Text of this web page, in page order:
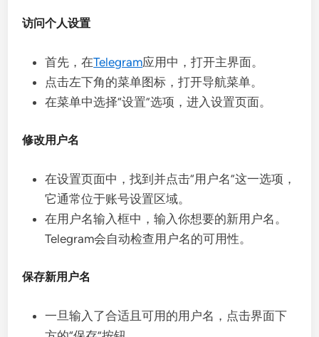
访问个人设置
首先，在Telegram应用中，打开主界面。
点击左下角的菜单图标，打开导航菜单。
在菜单中选择“设置”选项，进入设置页面。
修改用户名
在设置页面中，找到并点击“用户名”这一选项，
它通常位于账号设置区域。
在用户名输入框中，输入你想要的新用户名。
Telegram会自动检查用户名的可用性。
保存新用户名
一旦输入了合适且可用的用户名，点击界面下